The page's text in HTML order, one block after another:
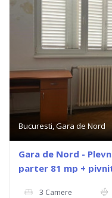
Bucuresti, Gara de Nord
Gara de Nord -
parter 81 mp +
3 Camere